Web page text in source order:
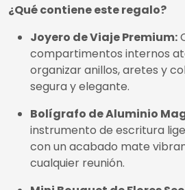
¿Qué contiene este regalo?
Joyero de Viaje Premium:
compartimentos internos
organizar anillos, aretes y
segura y elegante.
Bolígrafo de Aluminio
instrumento de escritura
con un acabado mate
cualquier reunión.